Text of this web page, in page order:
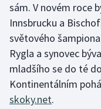
Plážový volejbal
Ragby
Rychlobruslení
Rychlostní
sám. V novém roce
Innsbrucku a
světového
Rygla a synovec
mladšího se do té
Kontinentálním
skoky.net.